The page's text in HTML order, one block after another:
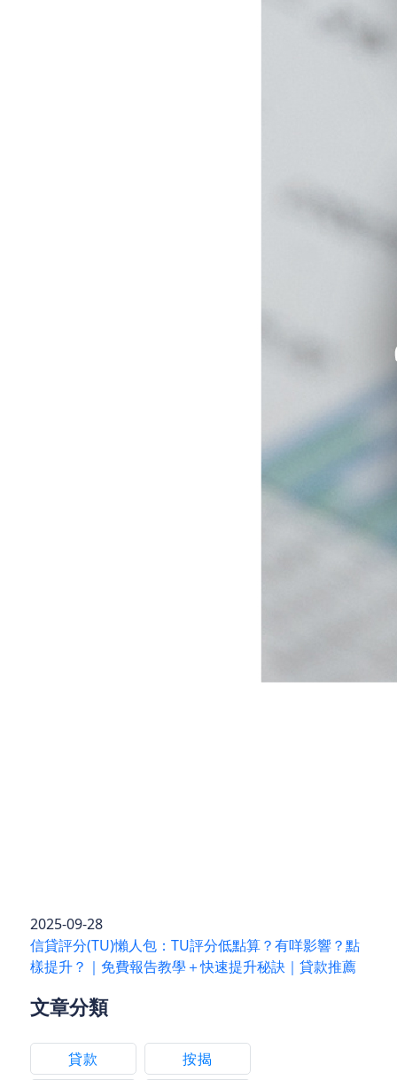
2025-09-28
信貸評分(TU)懶人包：TU評分低點算？有咩影響？點
樣提升？｜免費報告教學＋快速提升秘訣｜貸款推薦
文章分類
貸款
按揭